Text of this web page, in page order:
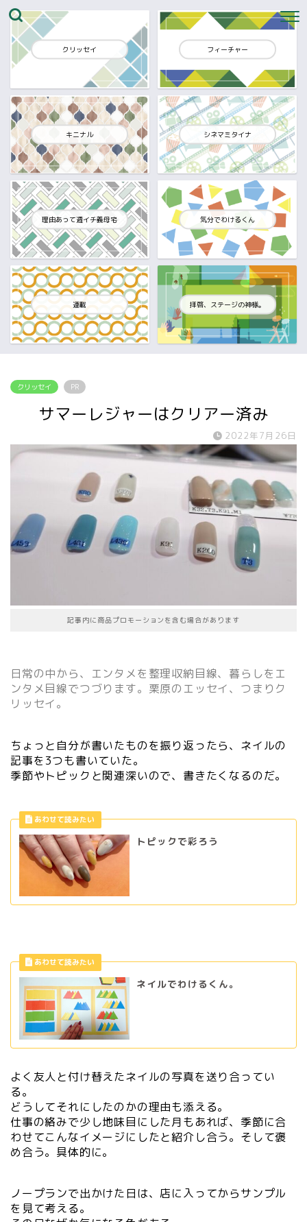
クリッセイ フィーチャー
キニナル シネマミタイナ
理由あって週イチ義母宅 気分でわけるくん
連載 拝啓、ステージの神様。
クリッセイ PR
サマーレジャーはクリアー済み
2022年7月26日
記事内に商品プロモーションを含む場合があります
日常の中から、エンタメを整理収納目線、暮らしをエ
ンタメ目線でつづります。栗原のエッセイ、つまりク
リッセイ。
ちょっと自分が書いたものを振り返ったら、ネイルの
記事を3つも書いていた。
季節やトピックと関連深いので、書きたくなるのだ。
トピックで彩ろう
ネイルでわけるくん。
よく友人と付け替えたネイルの写真を送り合ってい
る。
どうしてそれにしたのかの理由も添える。
仕事の絡みで少し地味目にした月もあれば、季節に合
わせてこんなイメージにしたと紹介し合う。そして褒
め合う。具体的に。
ノープランで出かけた日は、店に入ってからサンプル
を見て考える。